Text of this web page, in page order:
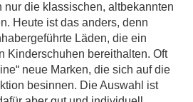
nur die klassischen, altbekannten
Heute ist das anders, denn
Läden, die ein
Kinderschuhen bereithalten. Oft
neue Marken, die sich auf die
besinnen. Die Auswahl ist